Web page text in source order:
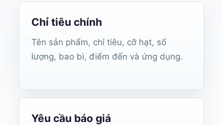
Chỉ tiêu chính
Tên sản phẩm, chỉ tiêu, cỡ hạt, số
lượng, bao bì, điểm đến và ứng dụng.
Yêu cầu báo giá